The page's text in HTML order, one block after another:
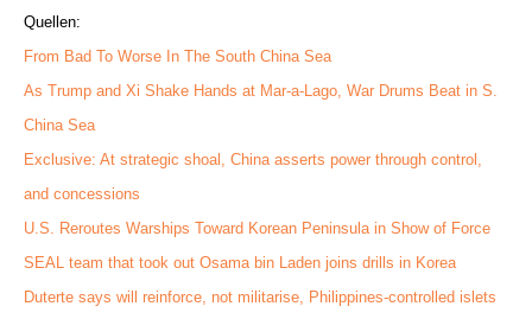
Quellen:
From Bad To Worse In The South China Sea
As Trump and Xi Shake Hands at Mar-a-Lago, War Drums Beat in S.
China Sea
Exclusive: At strategic shoal, China asserts power through control,
and concessions
U.S. Reroutes Warships Toward Korean Peninsula in Show of Force
SEAL team that took out Osama bin Laden joins drills in Korea
Duterte says will reinforce, not militarise, Philippines-controlled islets